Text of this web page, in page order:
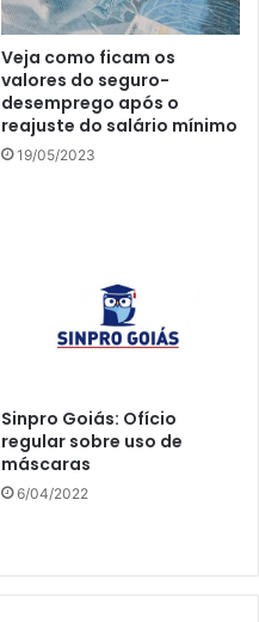
Veja como ficam os
valores do seguro-
desemprego após o
reajuste do salário mínimo
19/05/2023
Sinpro Goiás: Ofício
regular sobre uso de
máscaras
6/04/2022